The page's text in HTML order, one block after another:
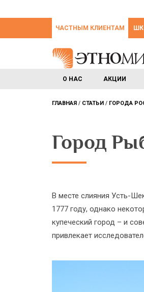
ЧАСТНЫМ КЛИЕНТАМ
О НАС АКЦИИ
ГЛАВНАЯ СТАТЬИ ГОРОДА
Город
В месте слияния Усть-
1777 году, однако
купеческий город – и
привлекает